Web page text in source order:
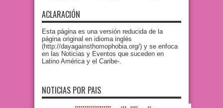
ACLARACIÓN
Esta página es una versión reducida de la
página original en idioma inglés
(http://dayagainsthomophobia.org/) y se enfoca
en las Noticias y Eventos que suceden en
Latino América y el Caribe-.
NOTICIAS POR PAIS